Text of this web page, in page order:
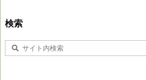
検索